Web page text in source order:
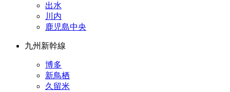
出水
川内
鹿児島中央
九州新幹線
博多
新鳥栖
久留米